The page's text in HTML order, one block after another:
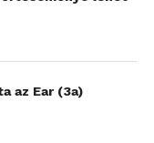
az Ear (3a)